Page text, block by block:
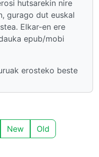
hutsarekin nire
gurago dut euskal
Elkar-en ere
epub/mobi
erosteko beste
New Old